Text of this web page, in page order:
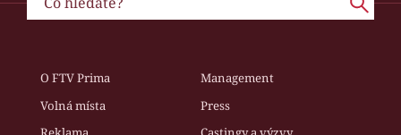
O FTV Prima
Management
Volná místa
Press